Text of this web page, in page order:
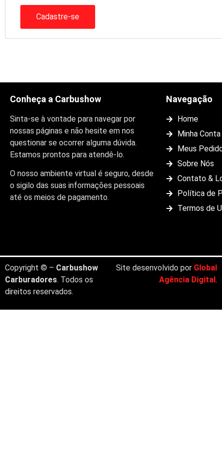
Cadastre-se
Conheça a Carbushow
Sinta-se à vontade para navegar por
nossas páginas e não hesite em nos
questionar se ocorrer alguma dúvida.
Estamos prontos para atendê-lo.
O nosso ambiente virtual é seguro, desde
o sigilo das suas informações pessoais
até os meios de pagamento.
Navegação
Home
Minha Conta
Meus
Sobre Nós
Contato &
Política de
Termos de
Copyright © – Carbushow
Carburadores. Todos os
direitos reservados.
Site desenvolvido por Global
Agência Digital.